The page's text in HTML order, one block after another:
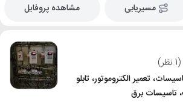
مسیریابی مشاهده پروفایل
(1 نظر)
تعمیر الکتروموتور، تابلو
تاسیسات برق